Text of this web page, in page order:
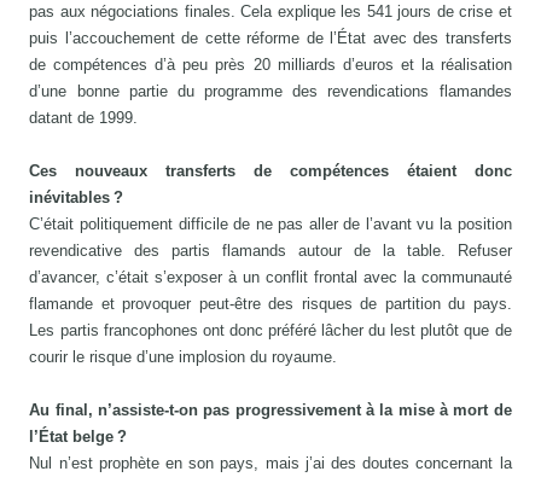
pas aux négociations finales. Cela explique les 541 jours de crise et
puis l’accouchement de cette réforme de l’État avec des transferts
de compétences d’à peu près 20 milliards d’euros et la réalisation
d’une bonne partie du programme des revendications flamandes
datant de 1999.
Ces nouveaux transferts de compétences étaient donc
inévitables ?
C’était politiquement difficile de ne pas aller de l’avant vu la position
revendicative des partis flamands autour de la table. Refuser
d’avancer, c’était s’exposer à un conflit frontal avec la communauté
flamande et provoquer peut-être des risques de partition du pays.
Les partis francophones ont donc préféré lâcher du lest plutôt que de
courir le risque d’une implosion du royaume.
Au final, n’assiste-t-on pas progressivement à la mise à mort de
l’État belge ?
Nul n’est prophète en son pays, mais j’ai des doutes concernant la